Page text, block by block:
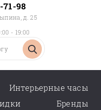
71-98
д. 25
- 19:00
Интерьерные часы
Бренды